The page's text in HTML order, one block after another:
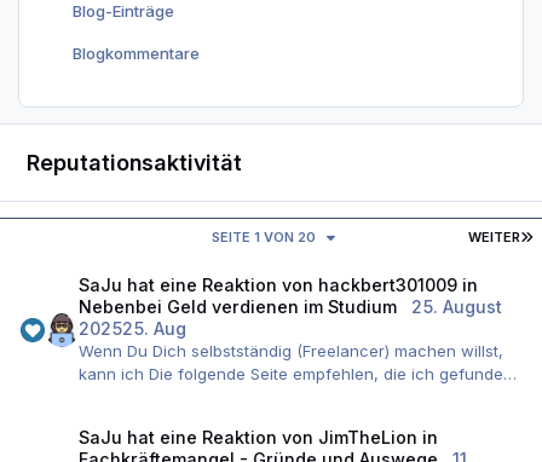
Blog-Einträge
Blogkommentare
Reputationsaktivität
WEITER
SEITE 1 VON 20
SaJu hat eine Reaktion von hackbert301009in
Nebenbei Geld verdienen im Studium
25. August
202525. Aug
Wenn Du Dich selbstständig (Freelancer) machen willst,
kann ich Die folgende Seite empfehlen, die ich gefunden
Da gibt es auch tolle Anleitungen/ Ratschläge, was Du
SaJu hat eine Reaktion von JimTheLion in